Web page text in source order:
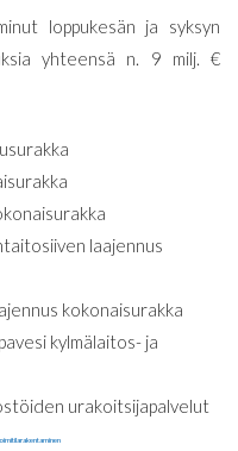
loppukesän ja syksyn
yhteensä n. 9 milj. €
laajennus
kokonaisurakka
kylmälaitos- ja
urakoitsijapalvelut